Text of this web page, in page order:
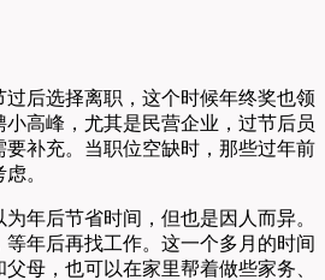
后选择离职，这个时候年终奖也领
高峰，尤其是民营企业，过节后员
补充。当职位空缺时，那些过年前
。
年后节省时间，但也是因人而异。
年后再找工作。这一个多月的时间
母，也可以在家里帮着做些家务、